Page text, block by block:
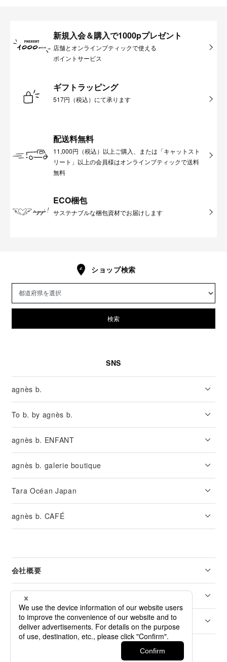
新規入会＆購入で1000pプレゼント
店舗とオンラインブティックで使える
ポイントサービス
ギフトラッピング
517円（税込）にて承ります
配送料無料
11,000円（税込）以上ご購入、または「キャットスト
リート」以上の会員様はオンラインブティックで送料
無料
ECO梱包
サステナブルな梱包資材でお届けします
ショップ検索
検索
SNS
agnès b.
To b. by agnès b.
agnès b. ENFANT
agnès b. galerie boutique
Tara Océan Japan
agnès b. CAFÉ
会社概要
リーガル
カスタマーサービス